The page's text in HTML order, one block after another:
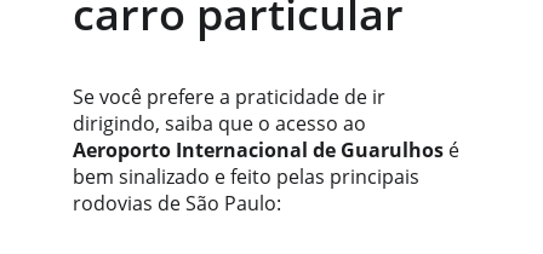
carro particular
Se você prefere a praticidade de ir
dirigindo, saiba que o acesso ao
Aeroporto Internacional de Guarulhos é
bem sinalizado e feito pelas principais
rodovias de São Paulo: